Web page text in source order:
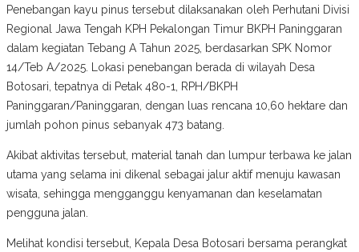
Penebangan kayu pinus tersebut dilaksanakan oleh Perhutani Divisi
Regional Jawa Tengah KPH Pekalongan Timur BKPH Paninggaran
dalam kegiatan Tebang A Tahun 2025, berdasarkan SPK Nomor
14/Teb A/2025. Lokasi penebangan berada di wilayah Desa
Botosari, tepatnya di Petak 480-1, RPH/BKPH
Paninggaran/Paninggaran, dengan luas rencana 10,60 hektare dan
jumlah pohon pinus sebanyak 473 batang.
Akibat aktivitas tersebut, material tanah dan lumpur terbawa ke jalan
utama yang selama ini dikenal sebagai jalur aktif menuju kawasan
wisata, sehingga mengganggu kenyamanan dan keselamatan
pengguna jalan.
Melihat kondisi tersebut, Kepala Desa Botosari bersama perangkat